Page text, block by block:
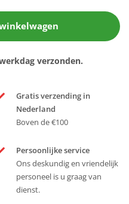
verzonden.
Gratis verzending in
Nederland
Boven de €100
Persoonlijke service
Ons deskundig en vriendelijk
personeel is u graag van
dienst.